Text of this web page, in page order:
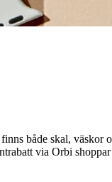
både skal, väskor
via Orbi